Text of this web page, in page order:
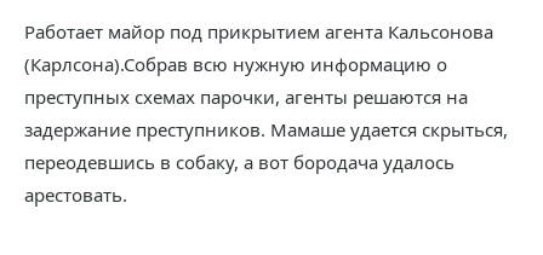
Работает майор под прикрытием агента Кальсонова
(Карлсона).Собрав всю нужную информацию о
преступных схемах парочки, агенты решаются на
задержание преступников. Мамаше удается скрыться,
переодевшись в собаку, а вот бородача удалось
арестовать.